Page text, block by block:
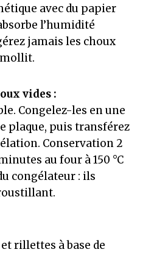
avec du papier
l’humidité
jamais les choux
vides :
Congelez-les en une
plaque, puis transférez
Conservation 2
au four à 150 °C
congélateur : ils
rillettes à base de